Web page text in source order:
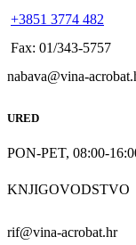
+3851 3774 482
Fax: 01/343-5757
nabava@vina-
URED
PON-PET, 08:00-
KNJIGOVODSTVO
rif@vina-acrobat.hr